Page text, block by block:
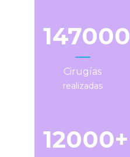
147000
Cirugías
realizadas
12000